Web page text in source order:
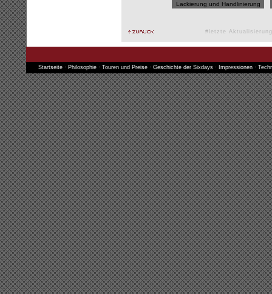
Lackierung und Handlinierung
#letzte
Startseite· Philosophie· Touren und Preise· Geschichte der Sixdays· Impressionen·